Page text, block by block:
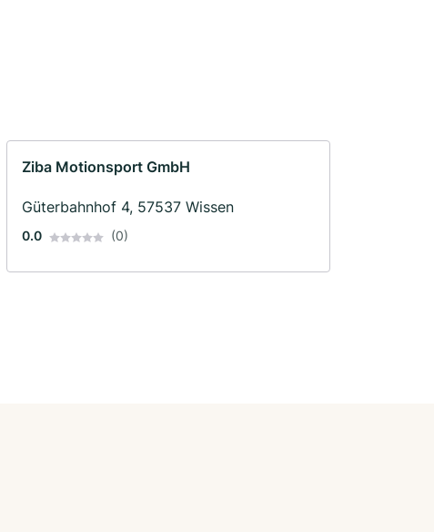
Ziba Motionsport GmbH
Güterbahnhof 4, 57537 Wissen
0.0 (0)